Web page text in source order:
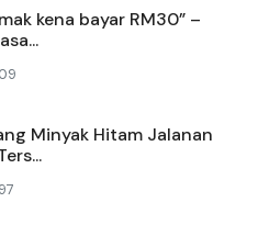
kena bayar RM30” –
Minyak Hitam Jalanan